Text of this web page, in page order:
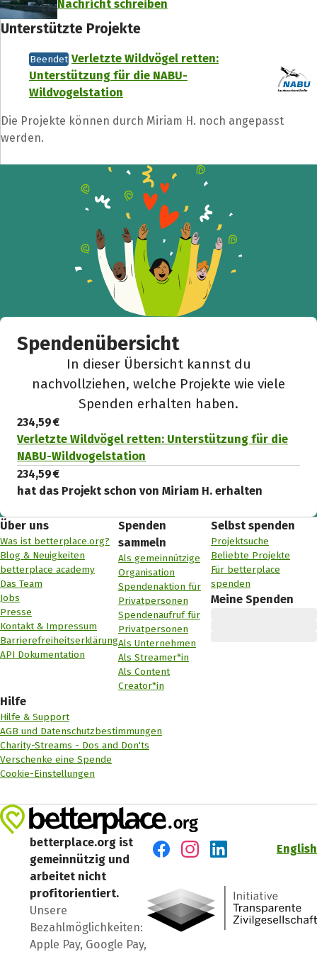
Nachricht schreiben
Unterstützte Projekte
Beendet Verletzte Wildvögel retten:
Unterstützung für die NABU-
Wildvogelstation
Die Projekte können durch Miriam H. noch angepasst
werden.
Spendenübersicht
In dieser Übersicht kannst du
nachvollziehen, welche Projekte wie viele
Spenden erhalten haben.
234,59 €
Verletzte Wildvögel retten: Unterstützung für die
NABU-Wildvogelstation
234,59 €
hat das Projekt schon von Miriam H. erhalten
Über uns
Was ist betterplace.org?
Blog & Neuigkeiten
betterplace academy
Das Team
Jobs
Presse
Kontakt & Impressum
Barrierefreiheitserklärung
API Dokumentation
Spenden
sammeln
Als gemeinnützige
Organisation
Spendenaktion für
Privatpersonen
Spendenaufruf für
Privatpersonen
Als Unternehmen
Als Streamer*in
Als Content
Creator*in
Selbst spenden
Projektsuche
Beliebte Projekte
Für betterplace
spenden
Meine Spenden
Hilfe
Hilfe & Support
AGB und Datenschutzbestimmungen
Charity-Streams - Dos and Don'ts
Verschenke eine Spende
Cookie-Einstellungen
betterplace.org ist
gemeinnützig und
arbeitet nicht
profitorientiert.
Unsere
Bezahlmöglichkeiten:
Apple Pay, Google Pay,
English